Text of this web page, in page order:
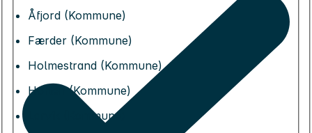
Åfjord (Kommune)
Færder (Kommune)
Holmestrand (Kommune)
Horten (Kommune)
Larvik (Kommune)